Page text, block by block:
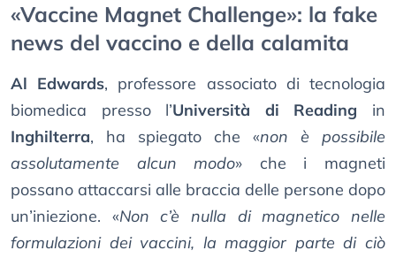
«Vaccine Magnet Challenge»: la fake
news del vaccino e della calamita
Al Edwards, professore associato di tecnologia
biomedica presso l’Università di Reading in
Inghilterra, ha spiegato che «non è possibile
assolutamente alcun modo» che i magneti
possano attaccarsi alle braccia delle persone dopo
un’iniezione. «Non c’è nulla di magnetico nelle
formulazioni dei vaccini, la maggior parte di ciò